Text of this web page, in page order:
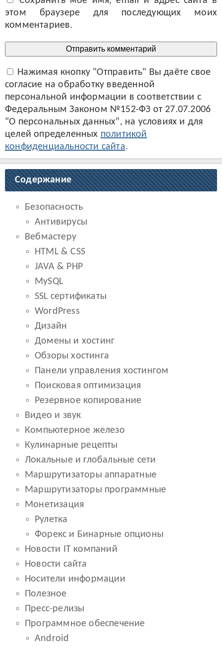
этом браузере для последующих моих
комментариев.
Нажимая кнопку "Отправить" Вы даёте свое
согласие на обработку введенной
персональной информации в соответствии с
Федеральным Законом №152-ФЗ от 27.07.2006
"О персональных данных", на условиях и для
целей определенных политикой
конфиденциальности сайта.
Содержание
Безопасность
Антивирусы
Вебмастеру
HTML & CSS
JAVA & PHP
MySQL
SSL сертификаты
WordPress
Дизайн
Домены и хостинг
Обзоры хостинга
Панели управления хостингом
Поисковая оптимизация
Резервное копирование
Видео и звук
Компьютерное железо
Кулинарные рецепты
Локальные и глобальные сети
Маршрутизаторы аппаратные
Маршрутизаторы программные
Монетизация
Рулетка
Форекс и Бинарные опционы
Новости IT компаний
Новости сайта
Носители информации
Полезное
Пресс-релизы
Программное обеспечение
Android